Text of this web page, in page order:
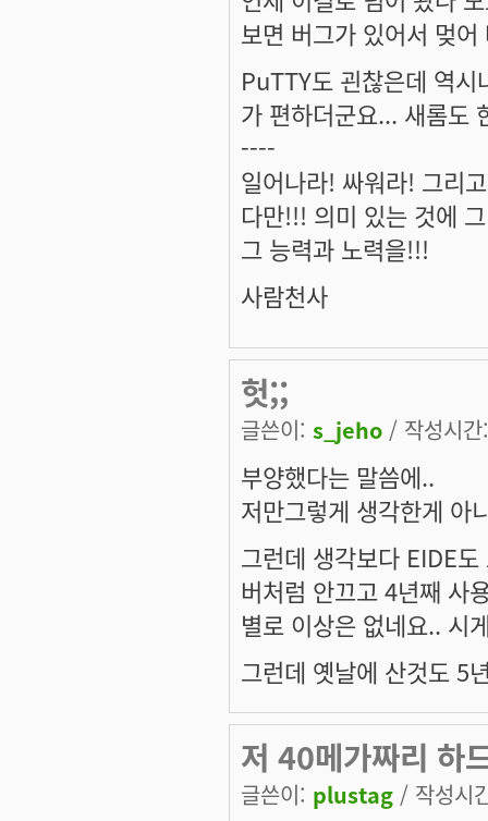
보면 버그가 있어서 멎
PuTTY도 괸찮은데 역
가 편하더군요... 새롬도
----
일어나라! 싸워라! 그리
다만!!! 의미 있는 것에
그 능력과 노력을!!!
사람천사
헛;;
글쓴이: s_jeho / 작성시
부양했다는 말씀에..
저만그렇게 생각한게 아
그런데 생각보다 EIDE
버처럼 안끄고 4년째 사
별로 이상은 없네요.. 시
그런데 옛날에 산것도 5
저 40메가짜리 하
글쓴이: plustag / 작성시